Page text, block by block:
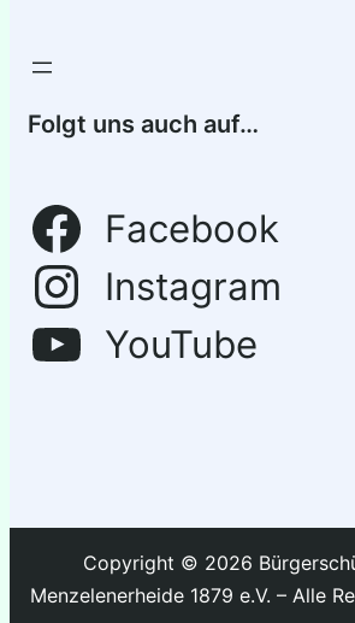
Folgt uns auch auf…
Facebook
Instagram
YouTube
Copyright © 2026
Menzelenerheide 1879 e.V. – Alle